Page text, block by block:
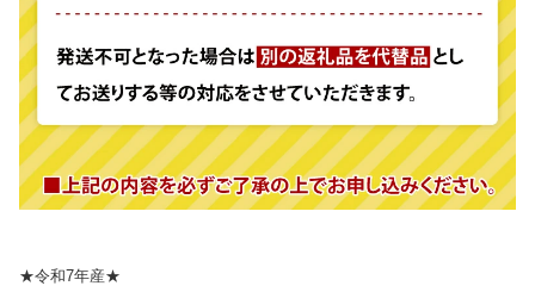
★令和7年産★